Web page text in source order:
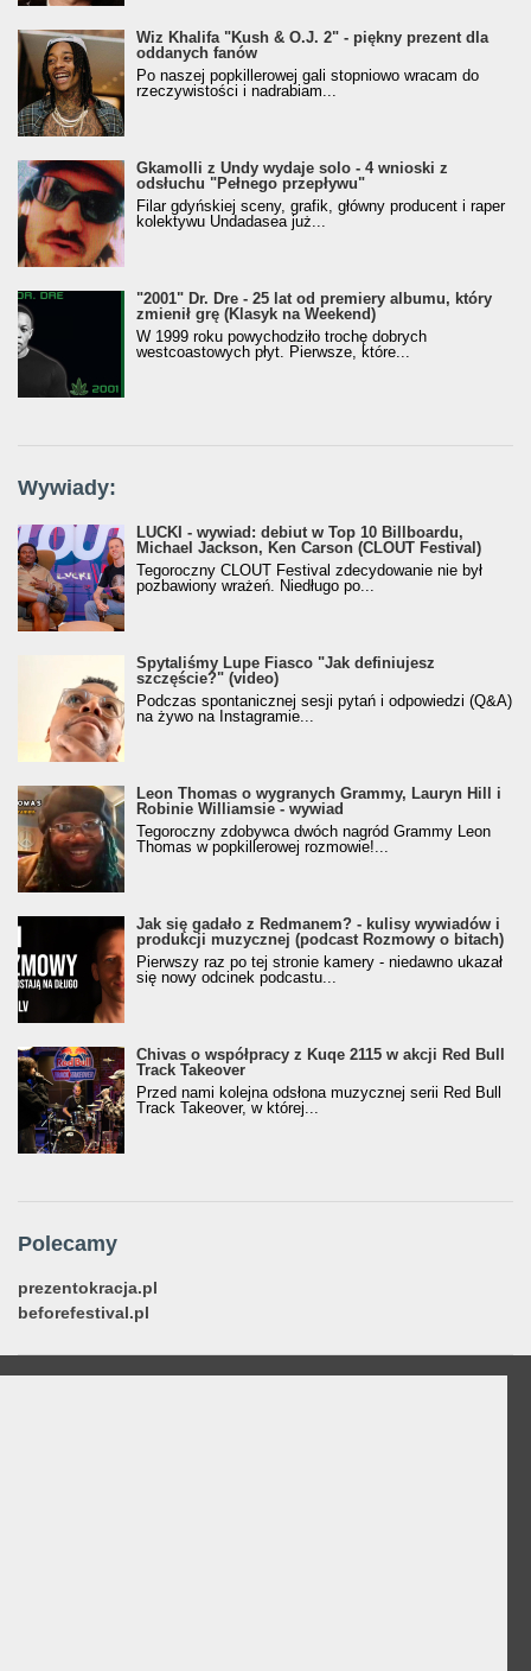
Wiz Khalifa "Kush & O.J. 2" - piękny prezent dla
oddanych fanów
Po naszej popkillerowej gali stopniowo wracam do
rzeczywistości i nadrabiam...
Gkamolli z Undy wydaje solo - 4 wnioski z
odsłuchu "Pełnego przepływu"
Filar gdyńskiej sceny, grafik, główny producent i raper
kolektywu Undadasea już...
"2001" Dr. Dre - 25 lat od premiery albumu, który
zmienił grę (Klasyk na Weekend)
W 1999 roku powychodziło trochę dobrych
westcoastowych płyt. Pierwsze, które...
Wywiady:
LUCKI - wywiad: debiut w Top 10 Billboardu,
Michael Jackson, Ken Carson (CLOUT Festival)
Tegoroczny CLOUT Festival zdecydowanie nie był
pozbawiony wrażeń. Niedługo po...
Spytaliśmy Lupe Fiasco "Jak definiujesz
szczęście?" (video)
Podczas spontanicznej sesji pytań i odpowiedzi (Q&A)
na żywo na Instagramie...
Leon Thomas o wygranych Grammy, Lauryn Hill i
Robinie Williamsie - wywiad
Tegoroczny zdobywca dwóch nagród Grammy Leon
Thomas w popkillerowej rozmowie!...
Jak się gadało z Redmanem? - kulisy wywiadów i
produkcji muzycznej (podcast Rozmowy o bitach)
Pierwszy raz po tej stronie kamery - niedawno ukazał
się nowy odcinek podcastu...
Chivas o współpracy z Kuqe 2115 w akcji Red Bull
Track Takeover
Przed nami kolejna odsłona muzycznej serii Red Bull
Track Takeover, w której...
Polecamy
prezentokracja.pl
beforefestival.pl